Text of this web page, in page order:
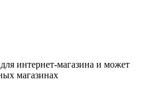
интернет-магазина и может
магазинах